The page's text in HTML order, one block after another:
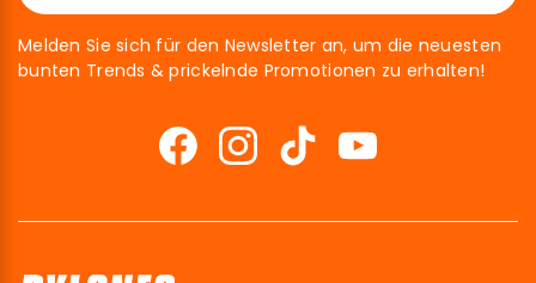
Melden Sie sich für den Newsletter an, um die neuesten
bunten Trends & prickelnde Promotionen zu erhalten!